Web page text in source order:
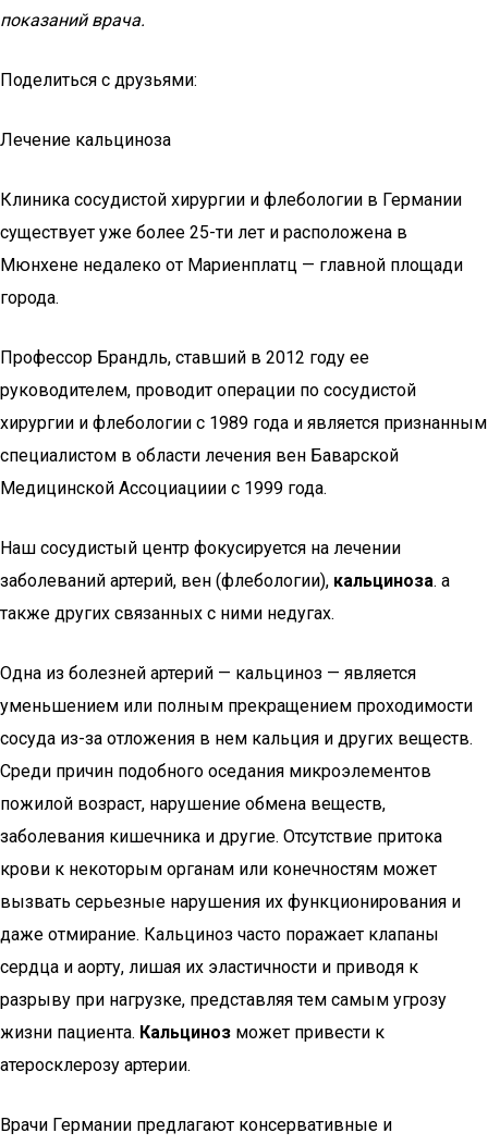
показаний врача.
Поделиться с друзьями:
Лечение кальциноза
Клиника сосудистой хирургии и флебологии в Германии
существует уже более 25-ти лет и расположена в
Мюнхене недалеко от Мариенплатц — главной площади
города.
Профессор Брандль, ставший в 2012 году ее
руководителем, проводит операции по сосудистой
хирургии и флебологии с 1989 года и является признанным
специалистом в области лечения вен Баварской
Медицинской Ассоциациии с 1999 года.
Наш сосудистый центр фокусируется на лечении
заболеваний артерий, вен (флебологии), кальциноза. а
также других связанных с ними недугах.
Одна из болезней артерий — кальциноз — является
уменьшением или полным прекращением проходимости
сосуда из-за отложения в нем кальция и других веществ.
Среди причин подобного оседания микроэлементов
пожилой возраст, нарушение обмена веществ,
заболевания кишечника и другие. Отсутствие притока
крови к некоторым органам или конечностям может
вызвать серьезные нарушения их функционирования и
даже отмирание. Кальциноз часто поражает клапаны
сердца и аорту, лишая их эластичности и приводя к
разрыву при нагрузке, представляя тем самым угрозу
жизни пациента. Кальциноз может привести к
атеросклерозу артерии.
Врачи Германии предлагают консервативные и